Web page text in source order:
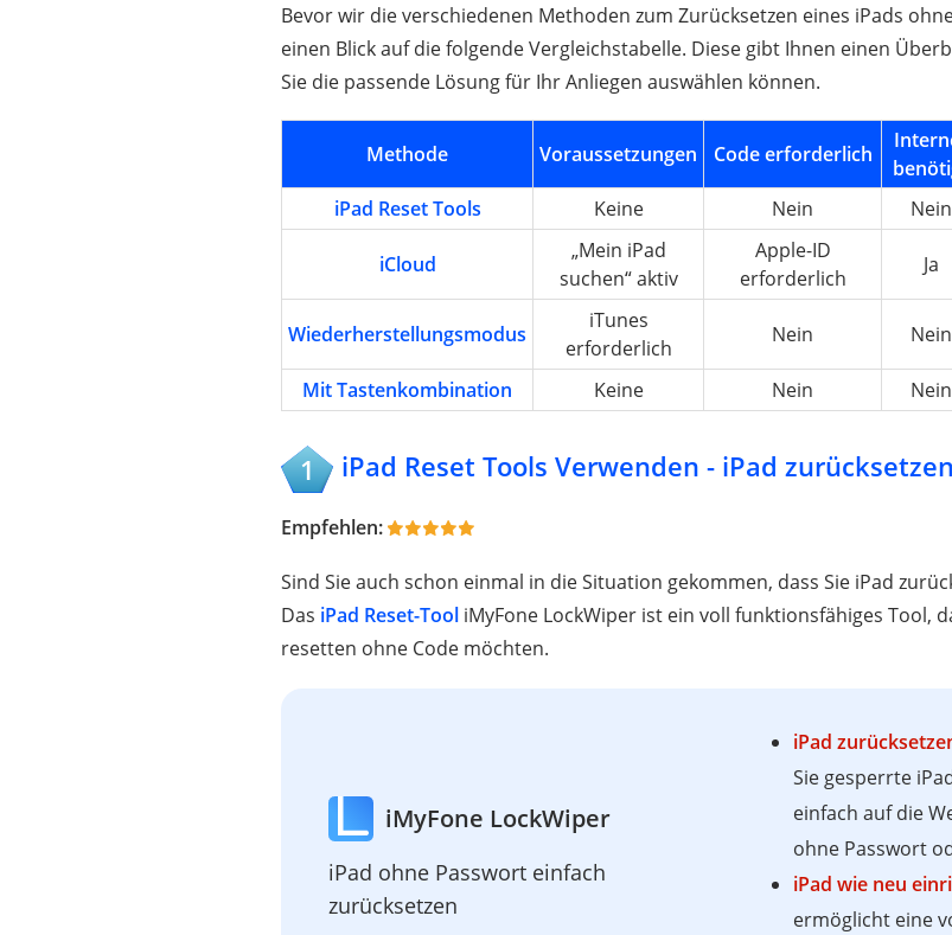
Bevor wir die verschiedenen Methoden zum Zurücksetzen eines iPads
einen Blick auf die folgende Vergleichstabelle. Diese gibt Ihnen einen
Sie die passende Lösung für Ihr Anliegen auswählen können.
Methode Voraussetzungen Code erforderlich
iPad Reset Tools Keine Nein Nein
iCloud
„Mein iPad
suchen“ aktiv
Apple-ID
erforderlich
Ja
Wiederherstellungsmodus
iTunes
erforderlich
Nein Nein
Mit Tastenkombination Keine Nein Nein
1 iPad Reset Tools Verwenden - iPad
Empfehlen:
Sind Sie auch schon einmal in die Situation gekommen, dass Sie iPad
Das iPad Reset-Tool iMyFone LockWiper ist ein voll funktionsfähiges Tool,
resetten ohne Code möchten.
iMyFone LockWiper
iPad ohne Passwort einfach
zurücksetzen
iPad
Sie gesperrte
einfach auf die
ohne Passwort
iPad wie neu
ermöglicht eine